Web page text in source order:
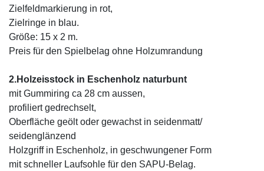
Zielfeldmarkierung in rot,
Zielringe in blau.
Größe: 15 x 2 m.
Preis für den Spielbelag ohne Holzumrandung
2.Holzeisstock in Eschenholz naturbunt
mit Gummiring ca 28 cm aussen,
profiliert gedrechselt,
Oberfläche geölt oder gewachst in seidenmatt/
seidenglänzend
Holzgriff in Eschenholz, in geschwungener Form
mit schneller Laufsohle für den SAPU-Belag.